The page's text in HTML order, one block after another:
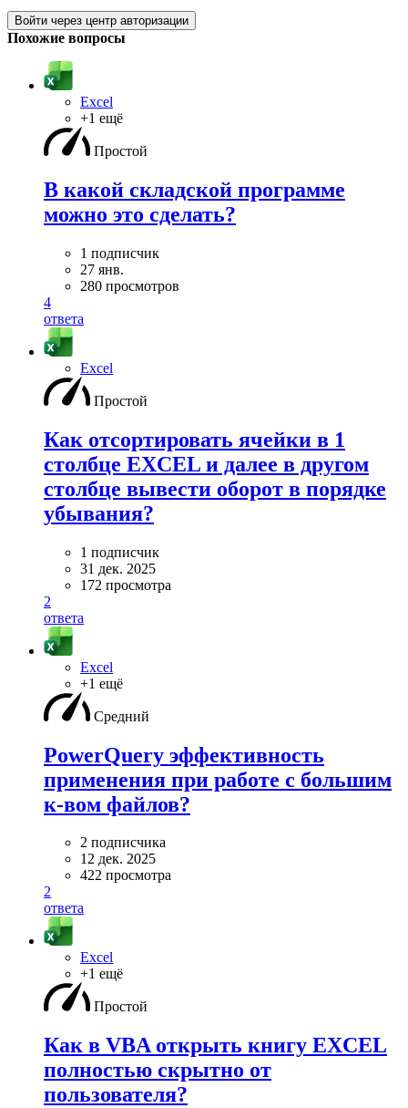
Войти через центр авторизации
Похожие вопросы
Excel
+1 ещё
Простой
В какой складской программе
можно это сделать?
1 подписчик
27 янв.
280 просмотров
4
ответа
Excel
Простой
Как отсортировать ячейки в 1
столбце EXCEL и далее в другом
столбце вывести оборот в порядке
убывания?
1 подписчик
31 дек. 2025
172 просмотра
2
ответа
Excel
+1 ещё
Средний
PowerQuery эффективность
применения при работе с большим
к-вом файлов?
2 подписчика
12 дек. 2025
422 просмотра
2
ответа
Excel
+1 ещё
Простой
Как в VBA открыть книгу EXCEL
полностью скрытно от
пользователя?